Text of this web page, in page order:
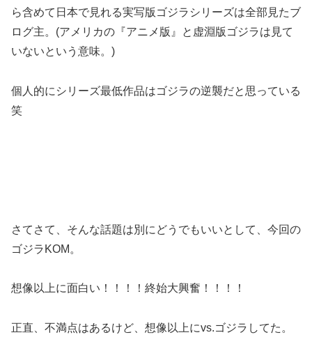
ら含めて日本で見れる実写版ゴジラシリーズは全部見たブ
ログ主。(アメリカの『アニメ版』と虚淵版ゴジラは見て
いないという意味。)
個人的にシリーズ最低作品はゴジラの逆襲だと思っている
笑
さてさて、そんな話題は別にどうでもいいとして、今回の
ゴジラKOM。
想像以上に面白い！！！！終始大興奮！！！！
正直、不満点はあるけど、想像以上にvs.ゴジラしてた。